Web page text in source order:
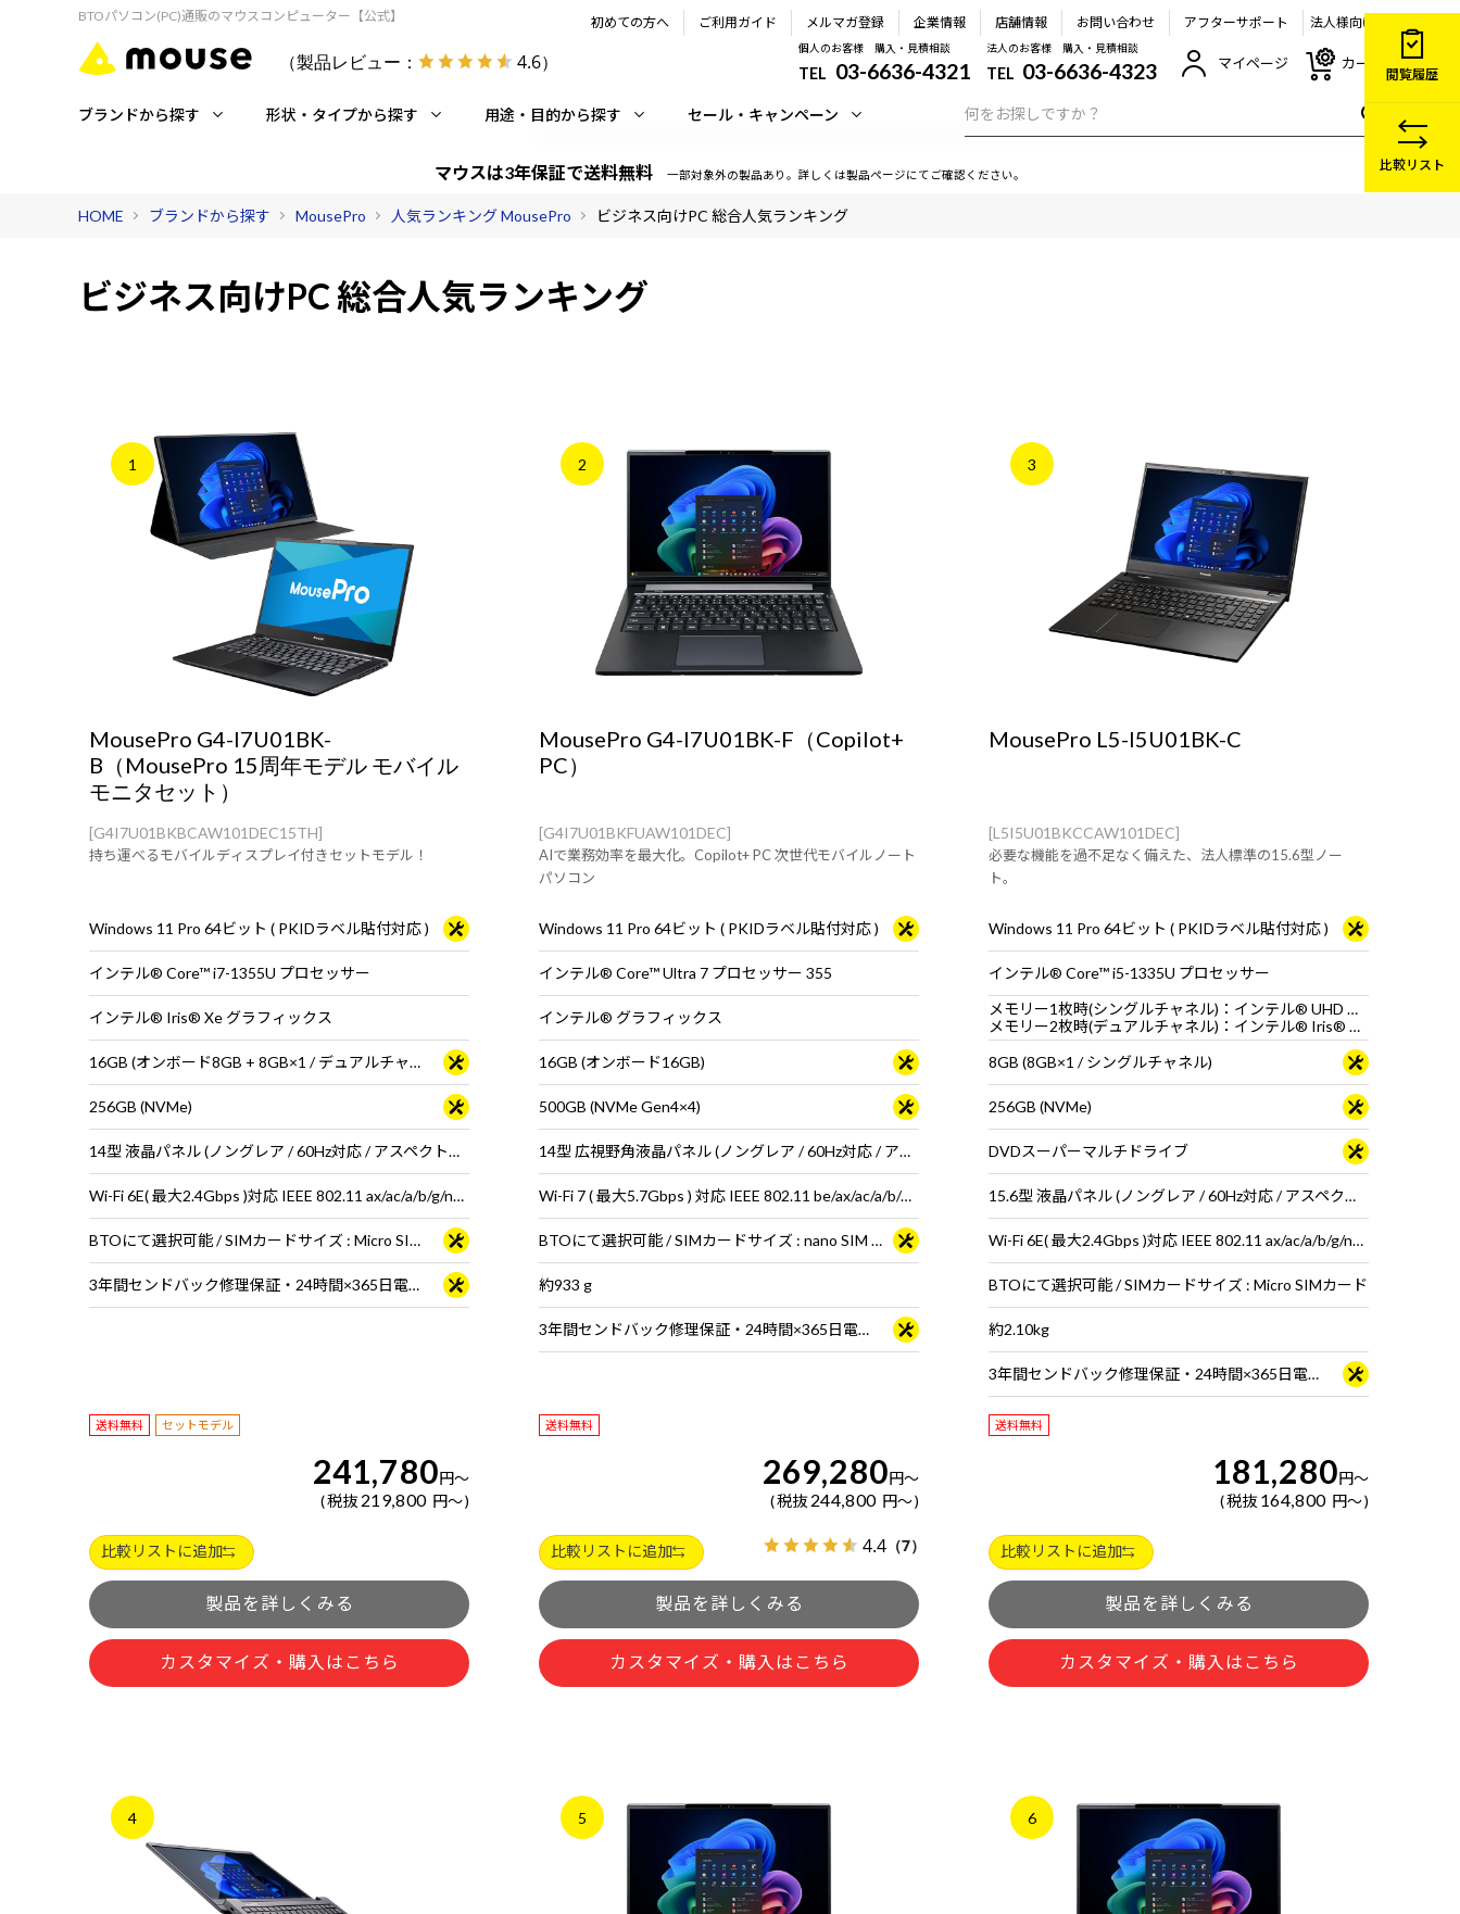
BTOパソコン(PC)通販のマウスコンピューター【公式】
（製品レビュー： 4.6）
初めての方へ ご利用ガイド メルマガ登録 企業情報 店舗情報 お問い合わせ アフターサポート 法人様向け
個人のお客様 購入・見積相談
TEL 03-6636-4321
法人のお客様 購入・見積相談
TEL 03-6636-4323 マイページ カート
ブランドから探す 形状・タイプから探す 用途・目的から探す セール・キャンペーン
マウスは3年保証で送料無料 一部対象外の製品あり。詳しくは製品ページにてご確認ください。
HOME ブランドから探す MousePro 人気ランキング MousePro ビジネス向けPC 総合人気ランキング
ビジネス向けPC 総合人気ランキング
1
MousePro G4-I7U01BK-
B（MousePro 15周年モデル モバイル
モニタセット）
[G4I7U01BKBCAW101DEC15TH]
持ち運べるモバイルディスプレイ付きセットモデル！
Windows 11 Pro 64ビット ( PKIDラベル貼付対応 )
インテル® Core™ i7-1355U プロセッサー
インテル® Iris® Xe グラフィックス
16GB (オンボード8GB + 8GB×1 / デュアルチャネル)
256GB (NVMe)
14型 液晶パネル (ノングレア / 60Hz対応 / アスペクト比16:9)
Wi-Fi 6E( 最大2.4Gbps )対応 IEEE 802.11 ax/ac/a/b/g/n準拠 ＋ Bluetooth 5内蔵
BTOにて選択可能 / SIMカードサイズ : Micro SIMカード
3年間センドバック修理保証・24時間×365日電話サポート
送料無料 セットモデル
241,780円～
税抜 219,800 円～
比較リストに追加
製品を詳しくみる
カスタマイズ・購入はこちら
2
MousePro G4-I7U01BK-F（Copilot+
PC）
[G4I7U01BKFUAW101DEC]
AIで業務効率を最大化。Copilot+ PC 次世代モバイルノート
パソコン
Windows 11 Pro 64ビット ( PKIDラベル貼付対応 )
インテル® Core™ Ultra 7 プロセッサー 355
インテル® グラフィックス
16GB (オンボード16GB)
500GB (NVMe Gen4×4)
14型 広視野角液晶パネル (ノングレア / 60Hz対応 / アスペクト比16:10)
Wi-Fi 7 ( 最大5.7Gbps ) 対応 IEEE 802.11 be/ax/ac/a/b/g/n準拠 ＋ Bluetooth 6内蔵
BTOにて選択可能 / SIMカードサイズ : nano SIM + eSIMカード
約933 g
3年間センドバック修理保証・24時間×365日電話サポート
送料無料
269,280円～
税抜 244,800 円～
比較リストに追加 4.4 （7）
製品を詳しくみる
カスタマイズ・購入はこちら
3
MousePro L5-I5U01BK-C
[L5I5U01BKCCAW101DEC]
必要な機能を過不足なく備えた、法人標準の15.6型ノー
ト。
Windows 11 Pro 64ビット ( PKIDラベル貼付対応 )
インテル® Core™ i5-1335U プロセッサー
メモリー1枚時(シングルチャネル)：インテル® UHD グラフィックス
メモリー2枚時(デュアルチャネル)：インテル® Iris® Xe グラフィックス
8GB (8GB×1 / シングルチャネル)
256GB (NVMe)
DVDスーパーマルチドライブ
15.6型 液晶パネル (ノングレア / 60Hz対応 / アスペクト比16:9)
Wi-Fi 6E( 最大2.4Gbps )対応 IEEE 802.11 ax/ac/a/b/g/n準拠 ＋ Bluetooth 5内蔵
BTOにて選択可能 / SIMカードサイズ : Micro SIMカード
約2.10kg
3年間センドバック修理保証・24時間×365日電話サポート
送料無料
181,280円～
税抜 164,800 円～
比較リストに追加
製品を詳しくみる
カスタマイズ・購入はこちら
4 5 6
閲覧履歴
比較リスト